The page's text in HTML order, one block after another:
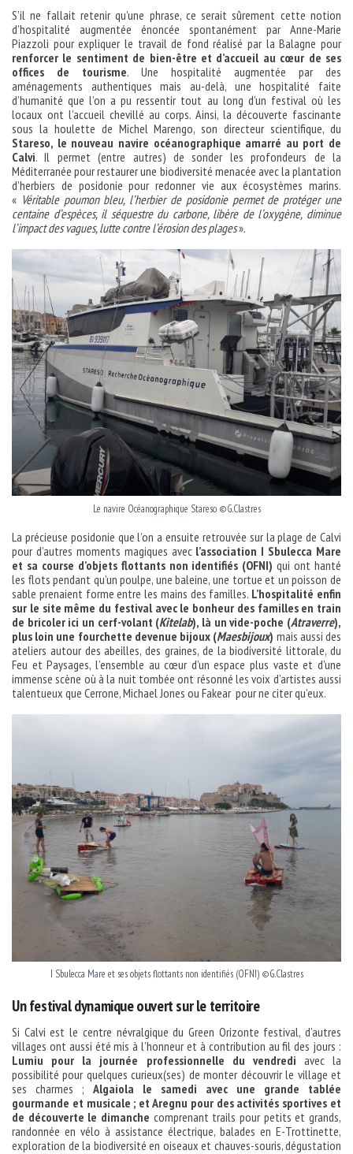
S’il ne fallait retenir qu’une phrase, ce serait sûrement cette notion
d’hospitalité augmentée énoncée spontanément par Anne-Marie
Piazzoli pour expliquer le travail de fond réalisé par la Balagne pour
renforcer le sentiment de bien-être et d’accueil au cœur de ses
offices de tourisme. Une hospitalité augmentée par des
aménagements authentiques mais au-delà, une hospitalité faite
d’humanité que l’on a pu ressentir tout au long d’un festival où les
locaux ont l’accueil chevillé au corps. Ainsi, la découverte fascinante
sous la houlette de Michel Marengo, son directeur scientifique, du
Stareso, le nouveau navire océanographique amarré au port de
Calvi. Il permet (entre autres) de sonder les profondeurs de la
Méditerranée pour restaurer une biodiversité menacée avec la plantation
d’herbiers de posidonie pour redonner vie aux écosystèmes marins.
« Véritable poumon bleu, l’herbier de posidonie permet de protéger une
centaine d’espèces, il séquestre du carbone, libère de l’oxygène, diminue
l’impact des vagues, lutte contre l’érosion des plages».
Le navire Océanographique Stareso ©G.Clastres
La précieuse posidonie que l’on a ensuite retrouvée sur la plage de Calvi
pour d’autres moments magiques avec l’association I Sbulecca Mare
et sa course d’objets flottants non identifiés (OFNI)qui ont hanté
les flots pendant qu’un poulpe, une baleine, une tortue et un poisson de
sable prenaient forme entre les mains des familles. L’hospitalité enfin
sur le site même du festival avec le bonheur des familles en train
de bricoler ici un cerf-volant (Kitelab), là un vide-poche (Atraverre),
plus loin une fourchette devenue bijoux (Maesbijoux) mais aussi des
ateliers autour des abeilles, des graines, de la biodiversité littorale, du
Feu et Paysages, l’ensemble au cœur d’un espace plus vaste et d’une
immense scène où à la nuit tombée ont résonné les voix d’artistes aussi
talentueux que Cerrone, Michael Jones ou Fakear pour ne citer qu’eux.
I Sbulecca Mare et ses objets flottants non identifiés (OFNI) ©G.Clastres
Un festival dynamique ouvert sur le territoire
Si Calvi est le centre névralgique du Green Orizonte festival, d’autres
villages ont aussi été mis à l’honneur et à contribution au fil des jours :
Lumiu pour la journée professionnelle du vendredi avec la
possibilité pour quelques curieux(ses) de monter découvrir le village et
ses charmes ; Algaiola le samedi avec une grande tablée
gourmande et musicale ; et Aregnu pour des activités sportives et
de découverte le dimanche comprenant trails pour petits et grands,
randonnée en vélo à assistance électrique, balades en E-Trottinette,
exploration de la biodiversité en oiseaux et chauves-souris, dégustation